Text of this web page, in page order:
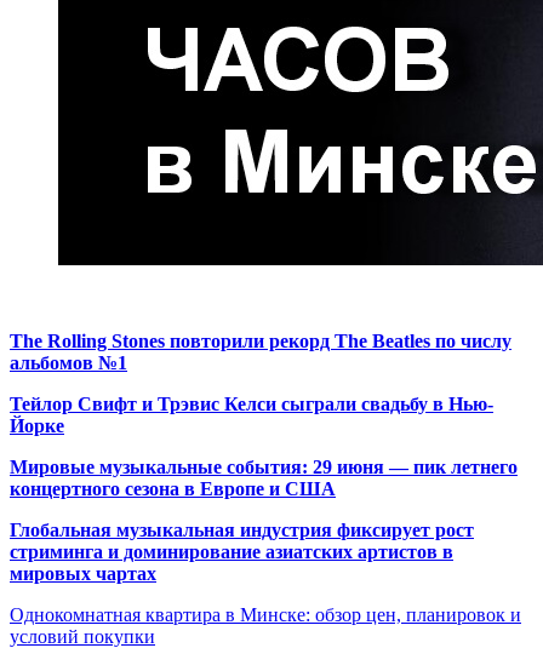
The Rolling Stones повторили рекорд The Beatles по числу
альбомов №1
Тейлор Свифт и Трэвис Келси сыграли свадьбу в Нью-
Йорке
Мировые музыкальные события: 29 июня — пик летнего
концертного сезона в Европе и США
Глобальная музыкальная индустрия фиксирует рост
стриминга и доминирование азиатских артистов в
мировых чартах
Однокомнатная квартира в Минске: обзор цен, планировок и
условий покупки